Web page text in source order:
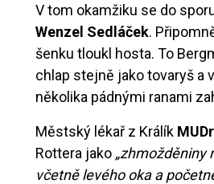
V tom okamžiku se do
Wenzel Sedláček.
šenku tloukl hosta. To
chlap stejně jako tovaryš a
několika pádnými ranami
Městský lékař z Králík
Rottera jako „zhmožděniny
včetně levého oka a